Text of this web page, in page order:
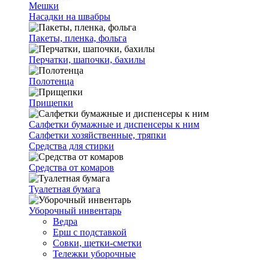
Мешки
Насадки на швабры
Пакеты, пленка, фольга
Перчатки, шапочки, бахилы
Полотенца
Прищепки
Салфетки бумажные и диспенсеры к ним
Салфетки хозяйственные, тряпки
Средства для стирки
Средства от комаров
Туалетная бумага
Уборочный инвентарь
Ведра
Ерш с подставкой
Совки, щетки-сметки
Тележки уборочные